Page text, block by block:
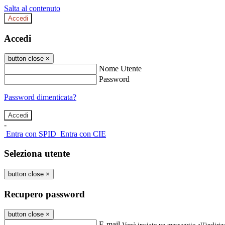
Salta al contenuto
Accedi
Accedi
button close ×
Nome Utente
Password
Password dimenticata?
-
Entra con SPID Entra con CIE
Seleziona utente
button close ×
Recupero password
button close ×